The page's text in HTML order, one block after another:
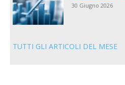
30 Giugno 2026
TUTTI GLI ARTICOLI DEL MESE